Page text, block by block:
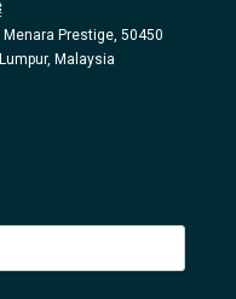
Prestige, 50450
Malaysia